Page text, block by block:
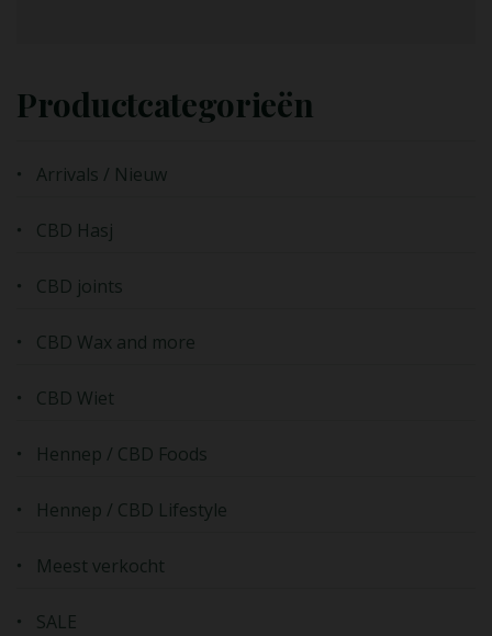
Productcategorieën
Arrivals / Nieuw
CBD Hasj
CBD joints
CBD Wax and more
CBD Wiet
Hennep / CBD Foods
Hennep / CBD Lifestyle
Meest verkocht
SALE